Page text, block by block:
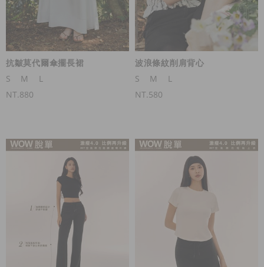
抗皺莫代爾傘擺長裙
S
M
L
NT.880
波浪條紋削肩背心
S
M
L
NT.580